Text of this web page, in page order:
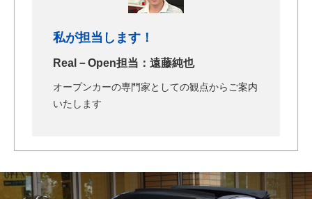
私が担当します！
Real－Open担当：遠藤純也
オープンカーの専門家としての観点からご案内
いたします